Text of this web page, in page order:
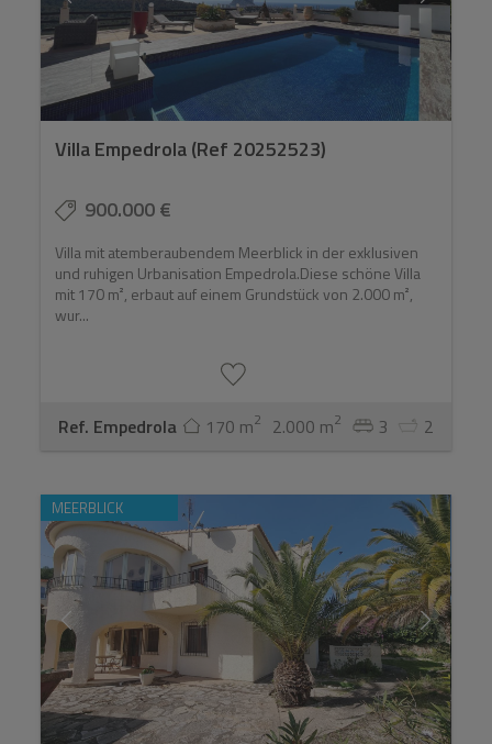
Villa Empedrola (Ref 20252523)
900.000 €
Villa mit atemberaubendem Meerblick in der exklusiven
und ruhigen Urbanisation Empedrola.Diese schöne Villa
mit 170 m², erbaut auf einem Grundstück von 2.000 m²,
wur...
Ref. Empedrola 170 m2 2.000 m2 3 2
MEERBLICK